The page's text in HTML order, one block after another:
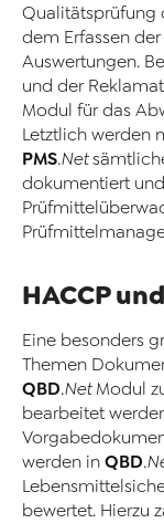
Qualitätsprüfung
dem Erfassen
Auswertungen.
und der
Modul für das
Letztlich werden
PMS.Net
dokumentiert
HACCP
Eine besonders
Themen
QBD.NetModul
bearbeitet
werden in QBD
bewertet. Hierzu